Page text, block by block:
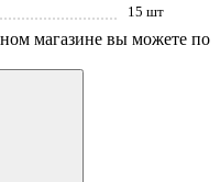
15 шт
магазине вы можете по